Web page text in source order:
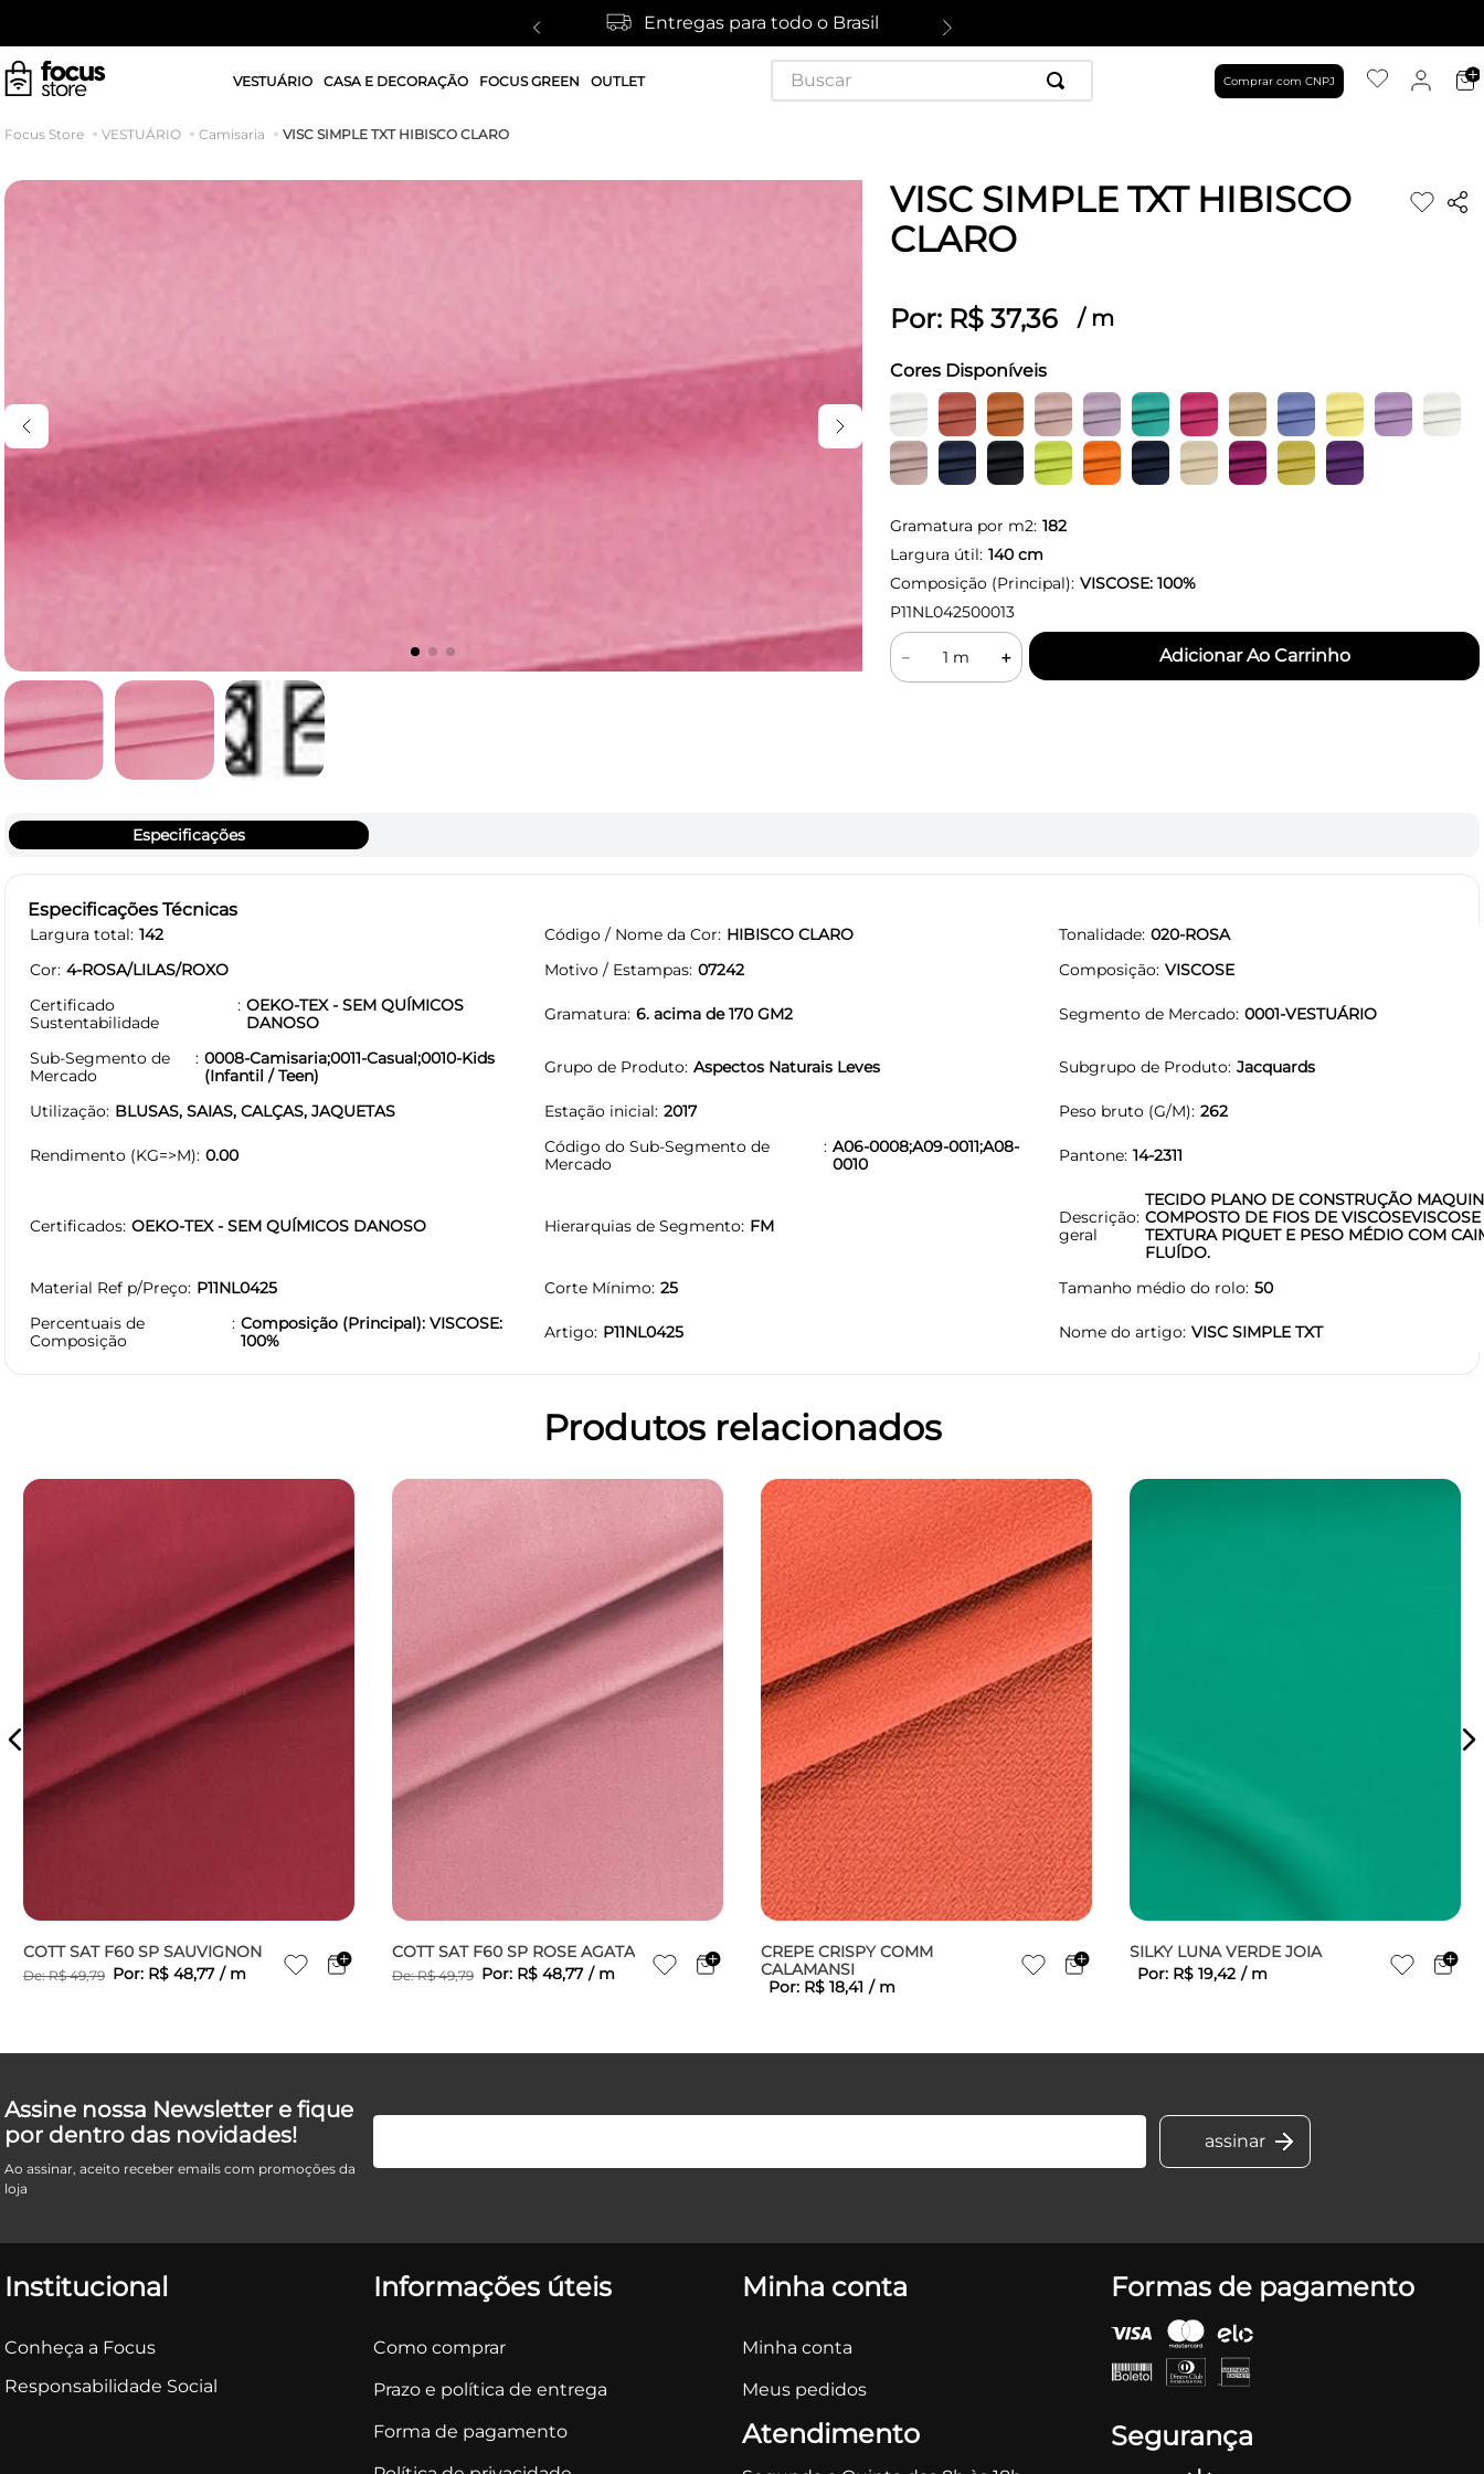
Entregas para todo o Brasil
VESTUÁRIO CASA E DECORAÇÃO FOCUS GREEN OUTLET
Buscar
Comprar com CNPJ
VESTUÁRIO Camisaria VISC SIMPLE TXT HIBISCO CLARO
VISC SIMPLE TXT HIBISCO
CLARO
Por: R$ 37,36 / m
Cores Disponíveis
Gramatura por m2: 182
Largura útil: 140cm
Composição (Principal): VISCOSE: 100%
P11NL042500013
＋
－
Especificações
Especificações Técnicas
Largura total 142 Código / Nome da Cor HIBISCO CLARO Tonalidade 020-ROSA
Cor 4-ROSA/LILAS/ROXO Motivo / Estampas 07242 Composição VISCOSE
Certificado
Sustentabilidade
OEKO-TEX - SEM QUÍMICOS
DANOSO
Gramatura 6. acima de 170 GM2 Segmento de Mercado 0001-VESTUÁRIO
Sub-Segmento de
Mercado
0008-Camisaria;0011-Casual;0010-Kids
(Infantil / Teen)
Grupo de Produto Aspectos Naturais Leves Subgrupo de Produto Jacquards
Utilização BLUSAS, SAIAS, CALÇAS, JAQUETAS Estação inicial 2017 Peso bruto (G/M) 262
Rendimento (KG=>M) 0.00
Código do Sub-Segmento de
Mercado
A06-0008;A09-0011;A08-
0010
Pantone 14-2311
Certificados OEKO-TEX - SEM QUÍMICOS DANOSO Hierarquias de Segmento FM
Descrição
geral
TECIDO PLANO DE CONSTRUÇÃO
COMPOSTO DE FIOS DE
TEXTURA PIQUET E PESO MÉDIO COM
FLUÍDO.
Material Ref p/Preço P11NL0425 Corte Mínimo 25 Tamanho médio do rolo 50
Percentuais de
Composição
Composição (Principal): VISCOSE:
100%
Artigo P11NL0425 Nome do artigo VISC SIMPLE TXT
Produtos relacionados
COTT SAT F60 SP SAUVIGNON
De:R$ 49,79 Por: R$ 48,77 / m
COTT SAT F60 SP ROSE AGATA
De:R$ 49,79 Por: R$ 48,77 / m
CREPE CRISPY COMM
CALAMANSI
Por: R$ 18,41 / m
SILKY LUNA VERDE JOIA
Por: R$ 19,42 / m
Assine nossa Newsletter e fique
por dentro das novidades!
Ao assinar, aceito receber emails com promoções da
loja
Institucional
Conheça a Focus
Responsabilidade Social
Informações úteis
Como comprar
Prazo e política de entrega
Forma de pagamento
Minha conta
Minha conta
Meus pedidos
Atendimento
Formas de pagamento
Segurança